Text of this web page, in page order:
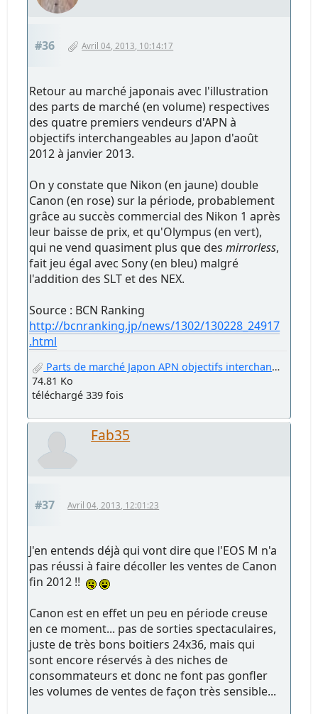
#36 Avril 04, 2013, 10:14:17
Retour au marché japonais avec l'illustration
des parts de marché (en volume) respectives
des quatre premiers vendeurs d'APN à
objectifs interchangeables au Japon d'août
2012 à janvier 2013.
On y constate que Nikon (en jaune) double
Canon (en rose) sur la période, probablement
grâce au succès commercial des Nikon 1 après
leur baisse de prix, et qu'Olympus (en vert),
qui ne vend quasiment plus que desmirrorless,
fait jeu égal avec Sony (en bleu) malgré
l'addition des SLT et des NEX.
Source : BCN Ranking
http://bcnranking.jp/news/1302/130228_24917
.html
Parts de marché Japon APN objectifs interchangeables.jpg
74.81 Ko
téléchargé 339 fois
Fab35
#37 Avril 04, 2013, 12:01:23
J'en entends déjà qui vont dire que l'EOS M n'a
pas réussi à faire décoller les ventes de Canon
fin 2012 !!
Canon est en effet un peu en période creuse
en ce moment... pas de sorties spectaculaires,
juste de très bons boitiers 24x36, mais qui
sont encore réservés à des niches de
consommateurs et donc ne font pas gonfler
les volumes de ventes de façon très sensible...